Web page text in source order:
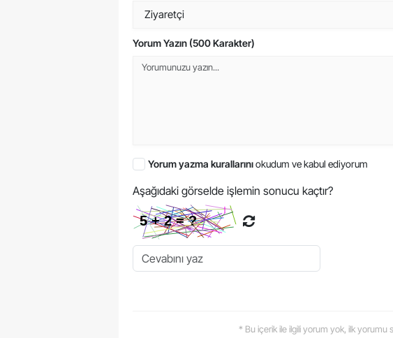
Yorum Yazın (500 Karakter)
Yorum yazma kurallarınıokudum ve kabul ediyorum
Aşağıdaki görselde işlemin sonucu kaçtır?
* Bu içerik ile ilgili yorum yok, ilk yorumu